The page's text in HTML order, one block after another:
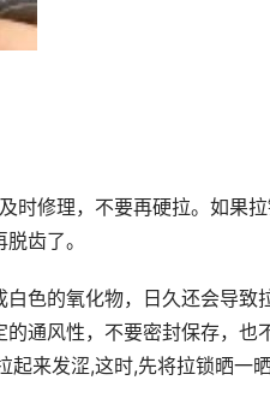
时修理，不要再硬拉。如果
齿了。
色的氧化物，日久还会导致
通风性，不要密封保存，也
起来发涩,这时,先将拉锁晒一